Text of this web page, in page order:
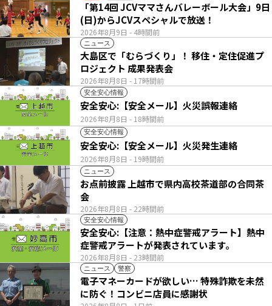
2026年8月9日 - 4時間前
「第14回 JCVママさんバレーボール大会」9日
(日)からJCVスペシャルで放送！
ニュース
2026年8月8日 - 17時間前
大島区で「むらづくり」！ 移住・定住促進プ
ロジェクト 成果発表会
安全安心情報
2026年8月8日 - 18時間前
安全安心:【安全メール】火災誤報連絡
安全安心情報
2026年8月8日 - 19時間前
安全安心:【安全メール】火災発生連絡
ニュース
2026年8月8日 - 22時間前
お点前披露 上越市で県内高校茶道部の合同茶
会
安全安心情報
2026年8月8日 - 23時間前
安全安心:【注意：熱中症警戒アラート】熱中
症警戒アラートが発表されています。
ニュース 警察
電子マネーカードが欲しい… 特殊詐欺を未然
に防ぐ！コンビニ店員に感謝状